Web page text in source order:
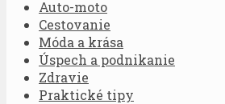
Auto-moto
Cestovanie
Móda a krása
Úspech a podnikanie
Zdravie
Praktické tipy